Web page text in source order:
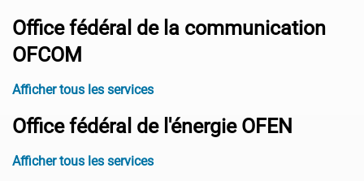
Office fédéral de la communication
OFCOM
Afficher tous les services
Office fédéral de l'énergie OFEN
Afficher tous les services